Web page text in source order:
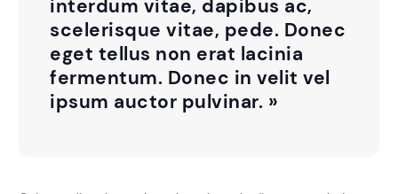
interdum vitae, dapibus ac,
scelerisque vitae, pede. Donec
eget tellus non erat lacinia
fermentum. Donec in velit vel
ipsum auctor pulvinar. »